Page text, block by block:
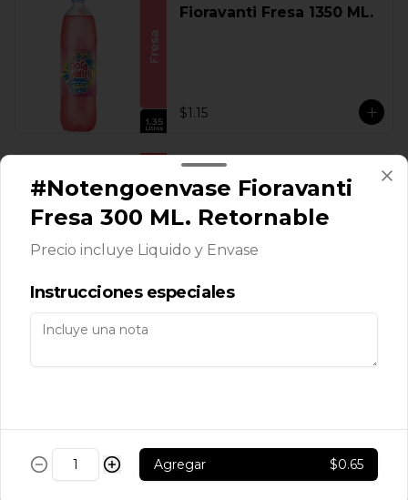
Fioravanti Fresa 1350 ML.
$1.15
Fioravanti Fresa 2000
ML.
#Notengoenvase Fioravanti
Fresa 300 ML. Retornable
Precio incluye Liquido y Envase
Instrucciones especiales
Agregar $0.65